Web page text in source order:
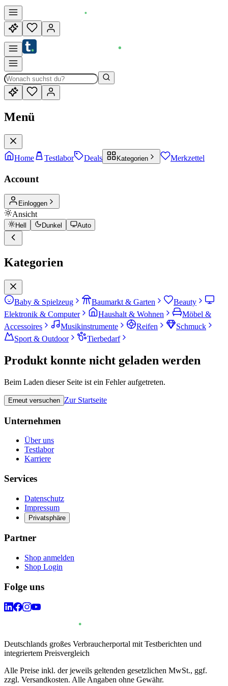
Menü
Home Testlabor Deals Kategorien Merkzettel
Account
Einloggen
Ansicht
Hell Dunkel Auto
Kategorien
Baby & Spielzeug Baumarkt & Garten
Beauty
Elektronik & Computer
Haushalt & Wohnen
Möbel &
Accessoires
Musikinstrumente Reifen
Schmuck
Sport & Outdoor
Tierbedarf
Produkt konnte nicht geladen werden
Beim Laden dieser Seite ist ein Fehler aufgetreten.
Erneut versuchen Zur Startseite
Unternehmen
Über uns
Testlabor
Karriere
Services
Datenschutz
Impressum
Privatsphäre
Partner
Shop anmelden
Shop Login
Folge uns
Deutschlands großes Verbraucherportal mit Testberichten und
integriertem Preisvergleich
Alle Preise inkl. der jeweils geltenden gesetzlichen MwSt., ggf.
zzgl. Versandkosten. Alle Angaben ohne Gewähr.